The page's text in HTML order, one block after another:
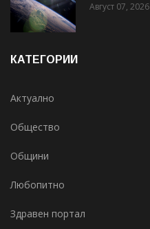
Август 07, 2026
КАТЕГОРИИ
Актуално
Общество
Общини
Любопитно
Здравен портал